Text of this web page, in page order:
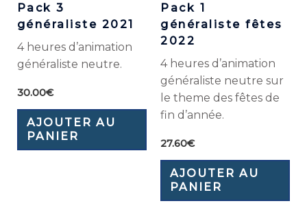
Pack 3
généraliste 2021
4 heures d’animation
généraliste neutre.
30.00€
AJOUTER AU
PANIER
Pack 1
généraliste fêtes
2022
4 heures d’animation
généraliste neutre sur
le theme des fêtes de
fin d’année.
27.60€
AJOUTER AU
PANIER